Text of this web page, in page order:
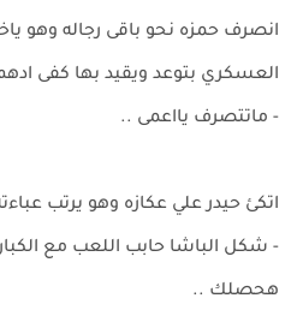
انصرف حمزه نحو باقى رجاله وهو
العسكري بتوعد ويقيد بها كفى
- ماتتصرف يااعمى ..
اتكئ حيدر علي عكازه وهو يرتب
- شكل الباشا حابب اللعب مع الكبار
هحصلك ..